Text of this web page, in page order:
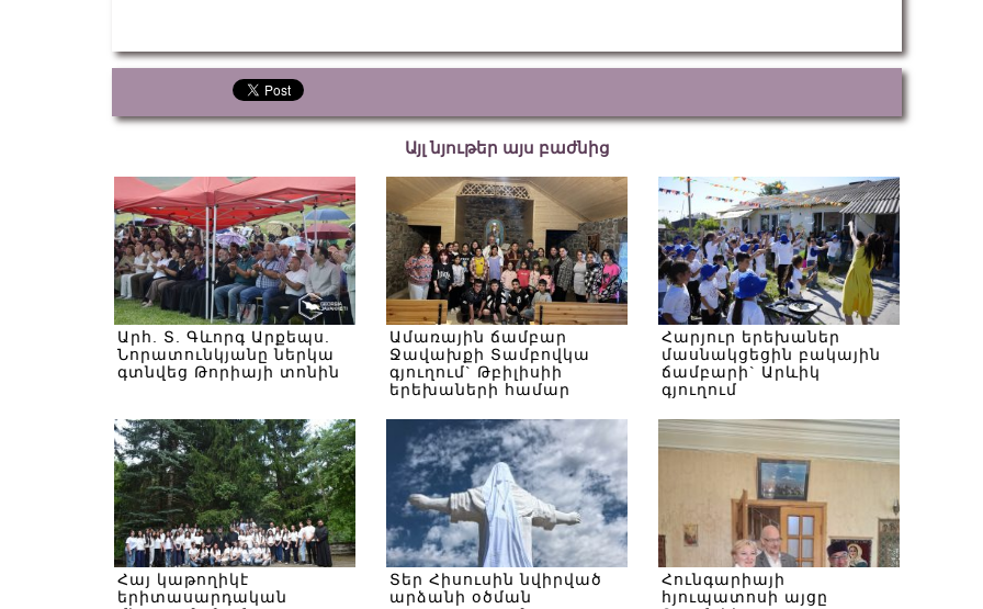
Այլ նյութեր այս բաժնից
Արհ. Տ. Գևորգ Արքեպս.
Նորատունկյանը ներկա
գտնվեց Թորիայի տոնին
Ամառային ճամբար
Ջավախքի Տամբովկա
գյուղում` Թբիլիսիի
երեխաների համար
Հարյուր երեխաներ
մասնակցեցին բակային
ճամբարի` Արևիկ
գյուղում
Հայ կաթողիկէ
երիտասարդական
Տեր Հիսուսին նվիրված
արձանի օծման
Հունգարիայի
հյուպատոսի այցը